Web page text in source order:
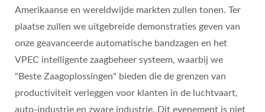
Amerikaanse en wereldwijde markten zullen tonen. Ter
plaatse zullen we uitgebreide demonstraties geven van
onze geavanceerde automatische bandzagen en het
VPEC intelligente zaagbeheer systeem, waarbij we
"Beste Zaagoplossingen" bieden die de grenzen van
productiviteit verleggen voor klanten in de luchtvaart,
auto-industrie en zware industrie. Dit evenement is niet